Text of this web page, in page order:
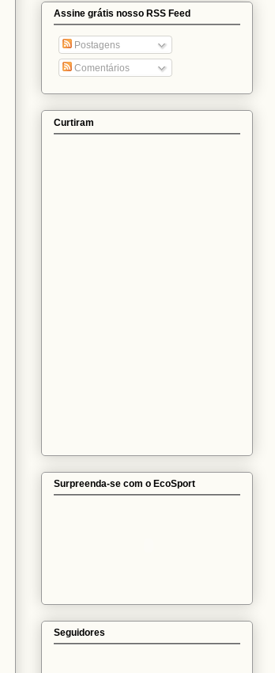
Assine grátis nosso RSS Feed
Postagens
Comentários
Curtiram
Surpreenda-se com o EcoSport
Seguidores